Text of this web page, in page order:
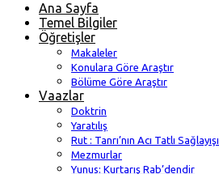
Ana Sayfa
Temel Bilgiler
Öğretişler
Makaleler
Konulara Göre Araştır
Bölüme Göre Araştır
Vaazlar
Doktrin
Yaratılış
Rut : Tanrı’nın Acı Tatlı Sağlayışı
Mezmurlar
Yunus: Kurtarış Rab’dendir